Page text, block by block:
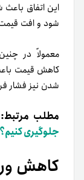
این اتفاق
شود و افت
معمولاً در
کاهش قیمت
شدن نیز فشار
مطلب مرتبط:
جلوگیری کنیم؟
کاهش